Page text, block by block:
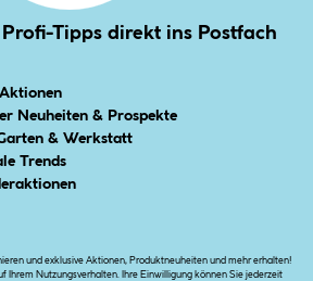
Tipps direkt ins Postfach
Neuheiten & Prospekte
& Werkstatt
Trends
und exklusive Aktionen, Produktneuheiten und mehr erhalten!
Ihrem Nutzungsverhalten. Ihre Einwilligung können Sie jederzeit